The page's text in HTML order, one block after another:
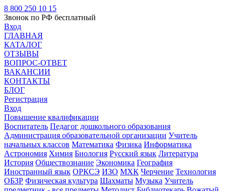
8 800 250 10 15
Звонок по РФ бесплатный
Вход
ГЛАВНАЯ
КАТАЛОГ
ОТЗЫВЫ
ВОПРОС-ОТВЕТ
ВАКАНСИИ
КОНТАКТЫ
БЛОГ
Регистрация
Вход
Повышение квалификации
Воспитатель Педагог дошкольного образования
Администрация образовательной организации Учитель
начальных классов Математика Физика Информатика
Астрономия Химия Биология Русский язык Литература
История Обществознание Экономика География
Иностранный язык ОРКСЭ ИЗО МХК Черчение Технология
ОБЗР Физическая культура Шахматы Музыка Учитель